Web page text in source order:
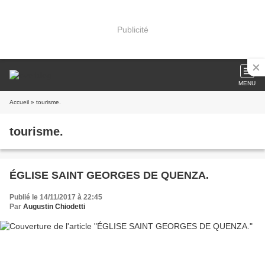
Publicité
MENU
Accueil » tourisme.
tourisme.
ÉGLISE SAINT GEORGES DE QUENZA.
Publié le 14/11/2017 à 22:45
Par Augustin Chiodetti